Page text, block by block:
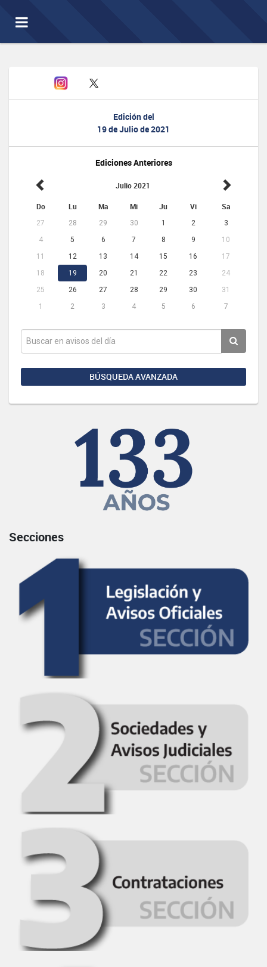
Toggle
navigation
Edición del
19 de Julio de 2021
Ediciones Anteriores
Julio 2021
Do Lu Ma Mi Ju Vi Sa
27 28 29 30 1 2
3
4
5 6 7 8 9
10
11
12 13 14 15 16
17
18
19 20 21 22 23
24
25
26 27 28 29 30
31
1
2 3 4 5 6 7
BÚSQUEDA AVANZADA
Secciones